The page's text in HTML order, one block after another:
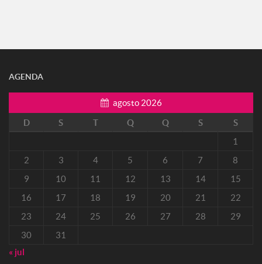
AGENDA
agosto 2026
D
S T Q Q S
S
1
2
3 4 5 6 7
8
9
10 11 12 13 14
15
16
17 18 19 20 21
22
23
24 25 26 27 28
29
30
31
« jul